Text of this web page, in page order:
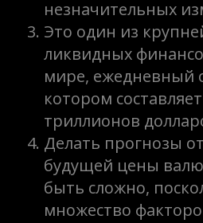
незначительных
Это один из
ликвидных
мире, ежедневный
котором
триллионов
Делать прогнозы
будущей цены
быть сложно,
множество